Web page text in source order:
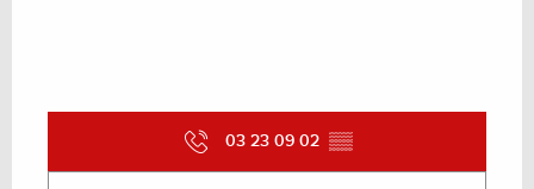
03 23 09 02 ▒▒